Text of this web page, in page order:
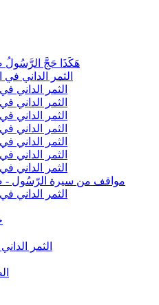
هَكَذَا حَجَّ الرَّسُولُ
الثمر الداني
الثمر الداني
الثمر الداني
الثمر الداني
الثمر الداني
الثمر الداني
الثمر الداني
الثمر الداني
مواقف من سيرة الرّسُول -
الثمر الداني
الثمر